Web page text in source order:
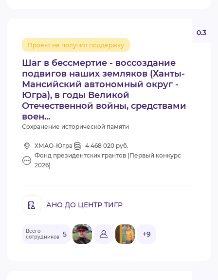
Шаг в бессмертие - воссоздание
подвигов наших земляков (Ханты-
Мансийский автономный округ -
Югра), в годы Великой
Отечественной войны, средствами
воен...
Проект не получил поддержку
0.3
Сохранение исторической памяти
ХМАО-Югра
4 468 020 руб.
Фонд президентских грантов (Первый конкурс
2026)
АНО ДО ЦЕНТР ТИГР
Всего
сотрудников 5 +9